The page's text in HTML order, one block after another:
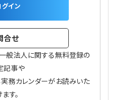
グイン
合せ
般法人に関する無料登録の
記事や
務カレンダーがお読みいた
す。